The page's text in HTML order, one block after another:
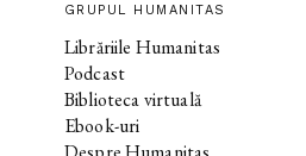
GRUPUL HUMANITAS
Librăriile Humanitas
Podcast
Biblioteca virtuală
Ebook-uri